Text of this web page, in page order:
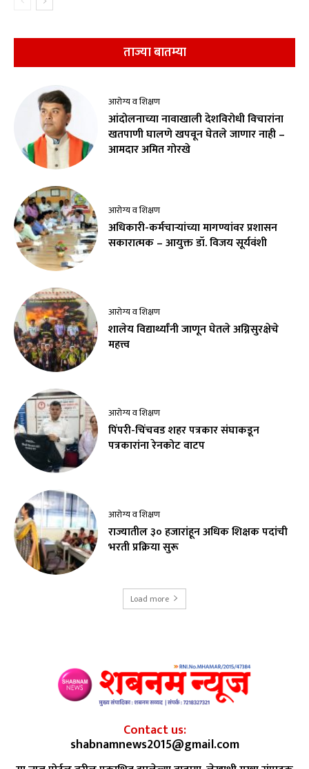
ताज्या बातम्या
आरोग्य व शिक्षण
आंदोलनाच्या नावाखाली देशविरोधी विचारांना
खतपाणी घालणे खपवून घेतले जाणार नाही –
आमदार अमित गोरखे
आरोग्य व शिक्षण
अधिकारी-कर्मचाऱ्यांच्या मागण्यांवर प्रशासन
सकारात्मक – आयुक्त डॉ. विजय सूर्यवंशी
आरोग्य व शिक्षण
शालेय विद्यार्थ्यांनी जाणून घेतले अग्निसुरक्षेचे
महत्त्व
आरोग्य व शिक्षण
पिंपरी-चिंचवड शहर पत्रकार संघाकडून
पत्रकारांना रेनकोट वाटप
आरोग्य व शिक्षण
राज्यातील ३० हजारांहून अधिक शिक्षक पदांची
भरती प्रक्रिया सुरू
Load more
Contact us:
shabnamnews2015@gmail.com